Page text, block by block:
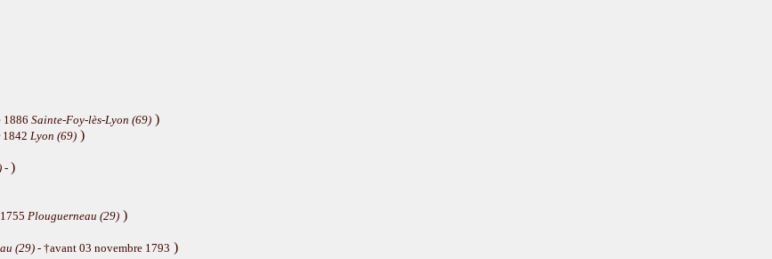
1886 Sainte-Foy-lès-Lyon (69) )
Lyon (69) )
- )
Plouguerneau (29) )
(29) - †avant 03 novembre 1793 )